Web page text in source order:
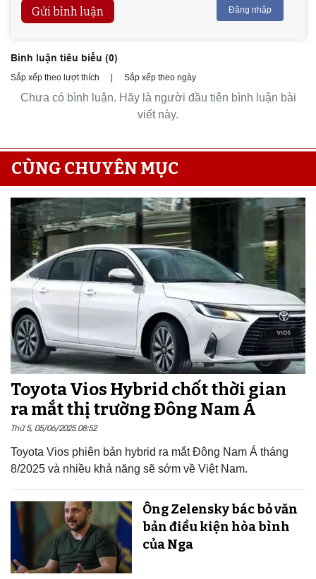
Gửi bình luận Đăng nhập
Bình luận tiêu biểu (0)
Sắp xếp theo lượt thích Sắp xếp theo ngày
Chưa có bình luận. Hãy là người đầu tiên bình luận bài
viết này.
CÙNG CHUYÊN MỤC
Toyota Vios Hybrid chốt thời gian
ra mắt thị trường Đông Nam Á
Thứ 5, 05/06/2025 08:52
Toyota Vios phiên bản hybrid ra mắt Đông Nam Á tháng
8/2025 và nhiều khả năng sẽ sớm về Việt Nam.
Ông Zelensky bác bỏ văn
bản điều kiện hòa bình
của Nga